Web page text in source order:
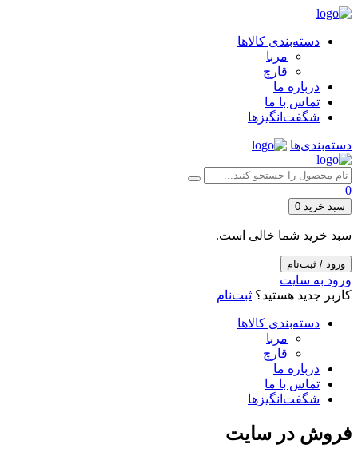
دسته‌بندی کالاها
مربا
قارچ
درباره ما
تماس با ما
شگفت‌انگیزها
دسته‌بندی‌ها
0
سبد خرید 0
سبد خرید شما خالی است.
ورود / ثبت‌نام
ورود به سایت
کاربر جدید هستید؟ ثبت‌نام
دسته‌بندی کالاها
مربا
قارچ
درباره ما
تماس با ما
شگفت‌انگیزها
فروش در سایت